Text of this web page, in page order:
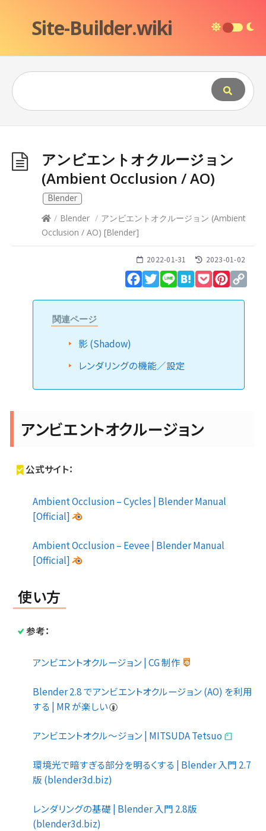
Site-Builder.wiki
アンビエントオクルージョン
(Ambient Occlusion / AO)
Blender
/ Blender / アンビエントオクルージョン (Ambient
Occlusion / AO) [Blender]
2022-01-31 2023-01-02
Facebook
Twitter
Line HatenaPocket
関連ページ
影 (Shadow)
レンダリングの機能／設定
アンビエントオクルージョン
公式サイト：
Ambient Occlusion – Cycles | Blender Manual
[Official]
Ambient Occlusion – Eevee | Blender Manual
[Official]
使い方
参考：
アンビエントオクルージョン | CG 制作
Blender 2.8 でアンビエントオクルージョン (AO) を利用
する | MR が楽しい
アンビエントオクル〜ジョン | MITSUDA Tetsuo
環境光で暗すぎる部分を明るくする | Blender 入門 2.7
版 (blender3d.biz)
レンダリングの基礎 | Blender 入門 2.8版
(blender3d.biz)